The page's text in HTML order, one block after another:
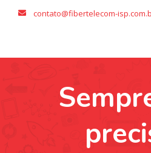
contato@fibertelecom-